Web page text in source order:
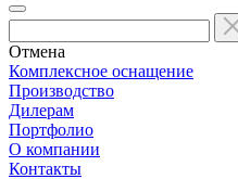
Отмена
Комплексное оснащение
Производство
Дилерам
Портфолио
О компании
Контакты